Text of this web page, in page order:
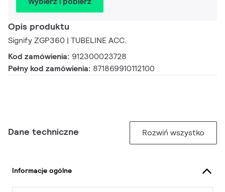
Opis produktu
Signify ZGP360 | TUBELINE ACC.
Kod zamówienia: 912300023728
Pełny kod zamówienia: 871869910112100
Dane techniczne Rozwiń wszystko
Informacje ogólne